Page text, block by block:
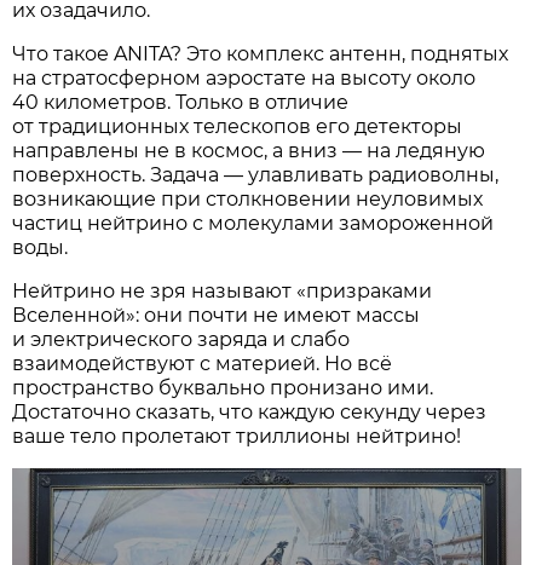
их озадачило.
Что такое ANITA? Это комплекс антенн, поднятых
на стратосферном аэростате на высоту около
40 километров. Только в отличие
от традиционных телескопов его детекторы
направлены не в космос, а вниз — на ледяную
поверхность. Задача — улавливать радиоволны,
возникающие при столкновении неуловимых
частиц нейтрино с молекулами замороженной
воды.
Нейтрино не зря называют «призраками
Вселенной»: они почти не имеют массы
и электрического заряда и слабо
взаимодействуют с материей. Но всё
пространство буквально пронизано ими.
Достаточно сказать, что каждую секунду через
ваше тело пролетают триллионы нейтрино!